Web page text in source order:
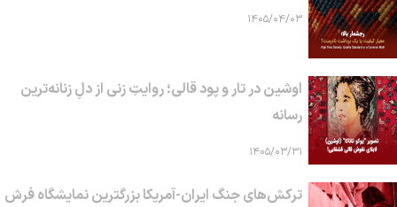
۱۴۰۵/۰۴/۰۳
اوشین در تار و پود قالی؛ روایتِ زنی از دلِ زنانه‌ترین
رسانه
۱۴۰۵/۰۳/۳۱
ترکش‌های جنگ ایران-آمریکا بزرگترین نمایشگاه فرش